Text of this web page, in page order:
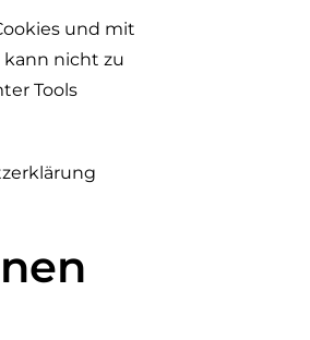
und mit
kann nicht zu
Tools